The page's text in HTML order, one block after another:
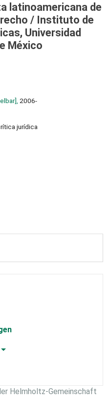
latinoamericana de
/ Instituto de
Universidad
México
2006-
jurídica
Helmholtz-Gemeinschaft